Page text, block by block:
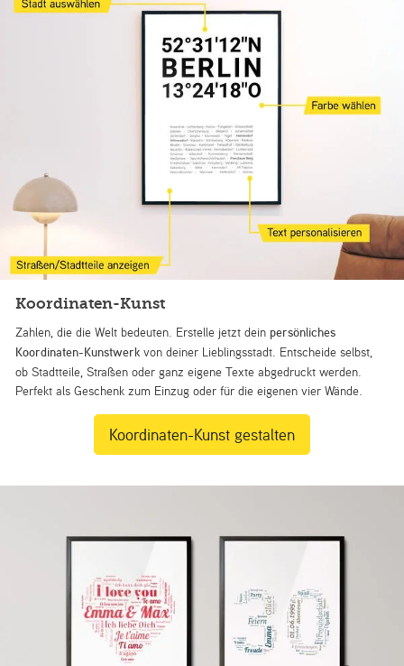
Koordinaten-Kunst
Zahlen, die die Welt bedeuten. Erstelle jetzt dein persönliches
Koordinaten-Kunstwerk von deiner Lieblingsstadt. Entscheide selbst,
ob Stadtteile, Straßen oder ganz eigene Texte abgedruckt werden.
Perfekt als Geschenk zum Einzug oder für die eigenen vier Wände.
Koordinaten-Kunst gestalten